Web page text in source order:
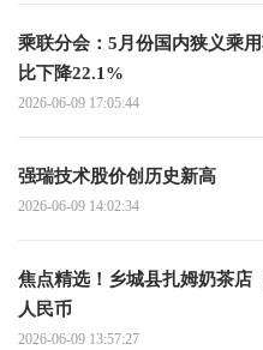
乘联分会：5月份国内狭义乘
比下降22.1%
2026-06-09 17:05:44
强瑞技术股价创历史新高
2026-06-09 14:02:34
焦点精选！乡城县扎姆奶茶店
人民币
2026-06-09 13:57:27